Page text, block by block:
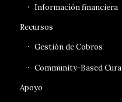
Información financiera
Recursos
Gestión de Cobros
Community-Based
Apoyo